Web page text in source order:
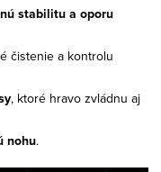
stabilitu a oporu
čistenie a kontrolu
, ktoré hravo zvládnu aj
nohu.